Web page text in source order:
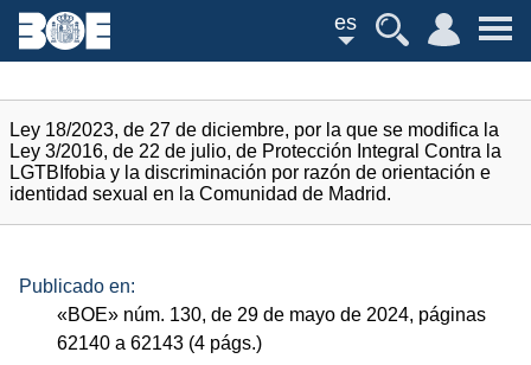
es
Ley 18/2023, de 27 de diciembre, por la que se modifica la
Ley 3/2016, de 22 de julio, de Protección Integral Contra la
LGTBIfobia y la discriminación por razón de orientación e
identidad sexual en la Comunidad de Madrid.
Publicado en:
«BOE» núm. 130, de 29 de mayo de 2024, páginas
62140 a 62143 (4 págs.)